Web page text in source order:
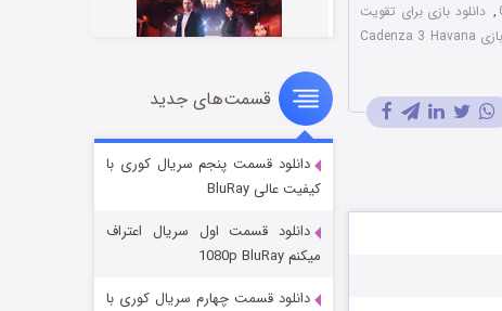
, دانلود بازی برای تقويت
دانلود مستقیم بازی Cadenza 3 Havana
سریال زشت
قسمت۲ (زیرنویس) منتشر شد
قسمت‌های جدید
دانلود قسمت پنجم سریال کوری با
کیفیت عالی BluRay
دانلود قسمت اول سریال اعتراف
میکنم 1080p BluRay
دانلود قسمت چهارم سریال کوری با